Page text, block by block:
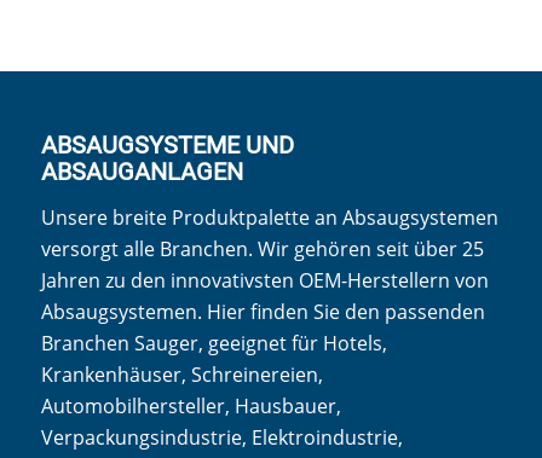
ABSAUGSYSTEME UND
ABSAUGANLAGEN
Unsere breite Produktpalette an Absaugsystemen
versorgt alle Branchen. Wir gehören seit über 25
Jahren zu den innovativsten OEM-Herstellern von
Absaugsystemen. Hier finden Sie den passenden
Branchen Sauger, geeignet für Hotels,
Krankenhäuser, Schreinereien,
Automobilhersteller, Hausbauer,
Verpackungsindustrie, Elektroindustrie,